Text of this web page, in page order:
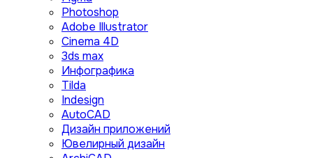
Photoshop
Adobe Illustrator
Сinema 4D
3ds max
Инфографика
Tilda
Indesign
AutoCAD
Дизайн приложений
Ювелирный дизайн